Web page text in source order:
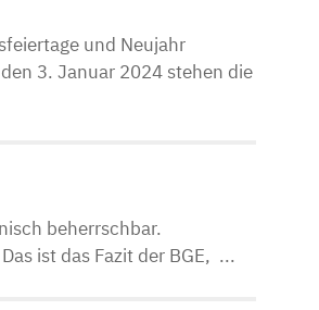
und Neujahr
3. Januar 2024 stehen die
beherrschbar.
ist das Fazit der BGE, ...